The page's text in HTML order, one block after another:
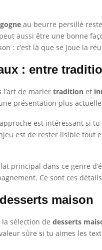
au beurre persillé
aussi être une bonne
: c’est là que se joue la
: entre
l’art de marier tradition et
présentation plus
est intéressant si
est de rester lisible
principal dans ce genre
Ce sont ces
maison
sélection de desserts
sûre si tu aimes les